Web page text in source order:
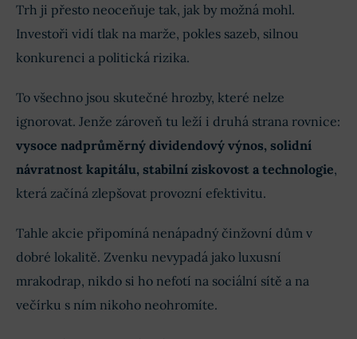
Trh ji přesto neoceňuje tak, jak by možná mohl.
Investoři vidí tlak na marže, pokles sazeb, silnou
konkurenci a politická rizika.
To všechno jsou skutečné hrozby, které nelze
ignorovat. Jenže zároveň tu leží i druhá strana rovnice:
vysoce nadprůměrný dividendový výnos, solidní
návratnost kapitálu, stabilní ziskovost a technologie,
která začíná zlepšovat provozní efektivitu.
Tahle akcie připomíná nenápadný činžovní dům v
dobré lokalitě. Zvenku nevypadá jako luxusní
mrakodrap, nikdo si ho nefotí na sociální sítě a na
večírku s ním nikoho neohromíte.